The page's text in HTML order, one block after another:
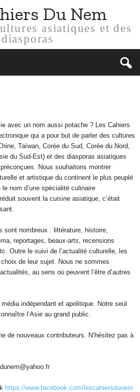
Du Nem
asiatiques et des
diasporas
avec un nom aussi potache ? Les Cahiers
qui a pour but de parler des cultures
Taïwan, Corée du Sud, Corée du Nord,
du Sud-Est) et des diasporas asiatiques
Nous souhaitons montrer
et artistique du continent le plus peuplé
nom d’une spécialité culinaire
souvent la cuisine asiatique, c’était
sont nombreux : littérature, histoire,
reportages, beaux-arts, recensions
Outre le suivi de l’actualité culturelle, les
de leur sujet. Nous ne sommes
au sens où peuvent l’être d’autres
indépendant et apolitique. Notre seul
l’Asie au grand public.
de nouveaux contributeurs. N’hésitez pas à
https://www.facebook.com/lescahiersdunem